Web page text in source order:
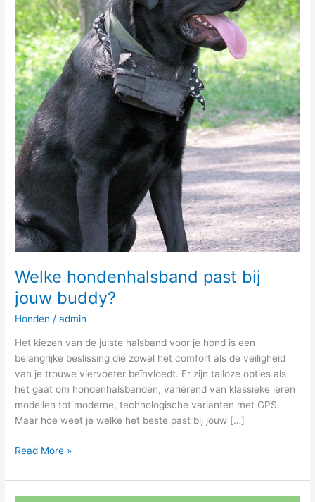
Welke hondenhalsband past bij
jouw buddy?
Honden /admin
Het kiezen van de juiste halsband voor je hond is een
belangrijke beslissing die zowel het comfort als de veiligheid
van je trouwe viervoeter beïnvloedt. Er zijn talloze opties als
het gaat om hondenhalsbanden, variërend van klassieke leren
modellen tot moderne, technologische varianten met GPS.
Maar hoe weet je welke het beste past bij jouw […]
Read More »